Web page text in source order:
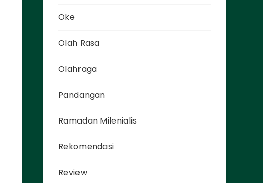
Oke
Olah Rasa
Olahraga
Pandangan
Ramadan Milenialis
Rekomendasi
Review